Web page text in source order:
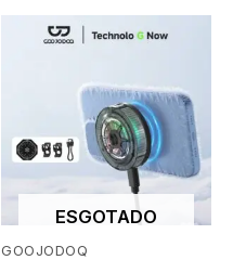
GOOJODOQ
ESGOTADO